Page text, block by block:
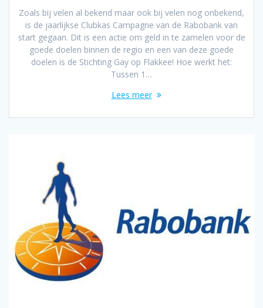
Zoals bij velen al bekend maar ook bij velen nog onbekend,
is de jaarlijkse Clubkas Campagne van de Rabobank van
start gegaan. Dit is een actie om geld in te zamelen voor de
goede doelen binnen de regio en een van deze goede
doelen is de Stichting Gay op Flakkee! Hoe werkt het:
Tussen 1…
Lees meer